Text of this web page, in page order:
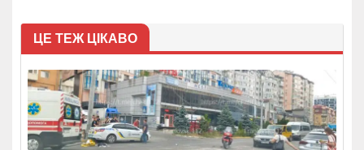
ЦЕ ТЕЖ ЦІКАВО